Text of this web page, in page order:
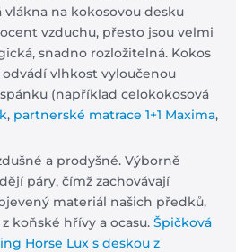
na kokosovou desku
vzduchu, přesto jsou velmi
snadno rozložitelná. Kokos
vlhkost vyloučenou
(například celokokosová
, partnerské matrace 1+1 Maxima,
a prodyšné. Výborně
páry, čímž zachovávají
materiál našich předků,
koňské hřívy a ocasu. Špičková
Horse Lux s deskou z